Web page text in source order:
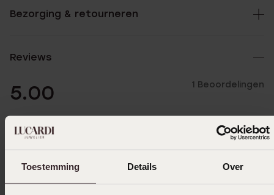
Toestemming Details Over
Bezorging & retourneren
Reviews
5.00 1 Beoordelingen
100.0%
0.0%
2